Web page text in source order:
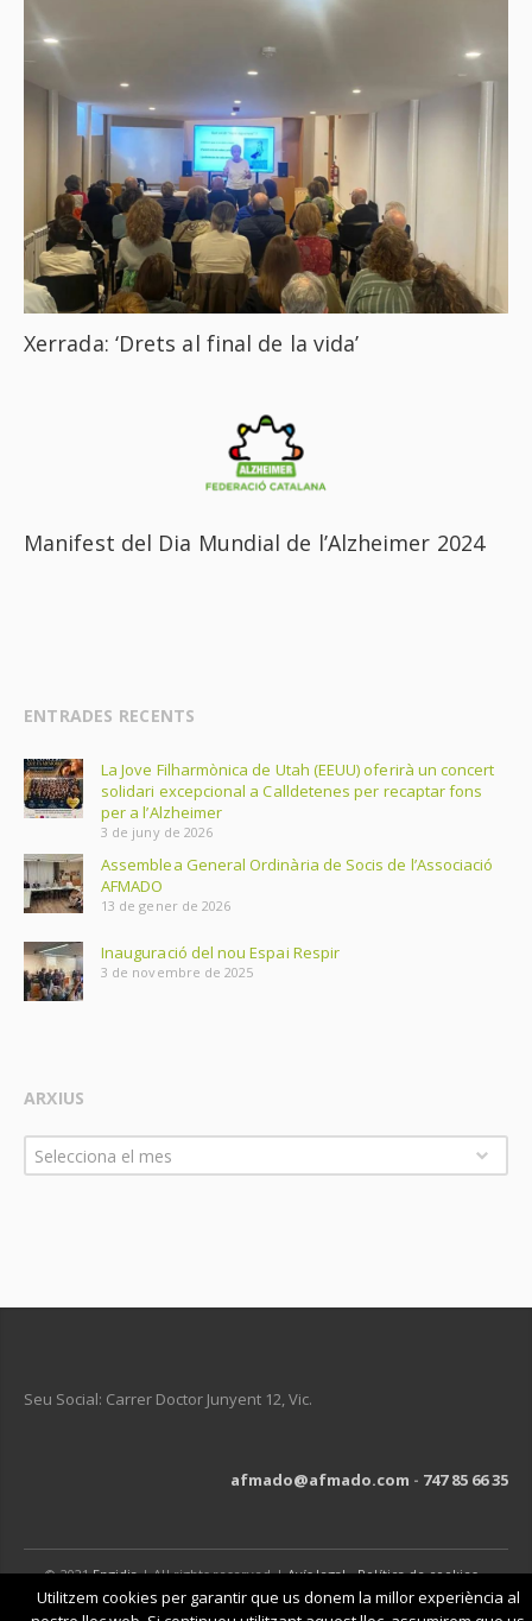
Xerrada: ‘Drets al final de la vida’
Manifest del Dia Mundial de l’Alzheimer 2024
ENTRADES RECENTS
La Jove Filharmònica de Utah (EEUU) oferirà un concert
solidari excepcional a Calldetenes per recaptar fons
per a l’Alzheimer
3 de juny de 2026
Assemblea General Ordinària de Socis de l’Associació
AFMADO
13 de gener de 2026
Inauguració del nou Espai Respir
3 de novembre de 2025
ARXIUS
Arxius
Selecciona el mes
Seu Social: Carrer Doctor Junyent 12, Vic.
afmado@afmado.com - 747 85 66 35
© 2021Engidia| All rights reserved |Avís legal-Política de cookies-
Política de privacitat
Utilitzem cookies per garantir que us donem la millor experiència al